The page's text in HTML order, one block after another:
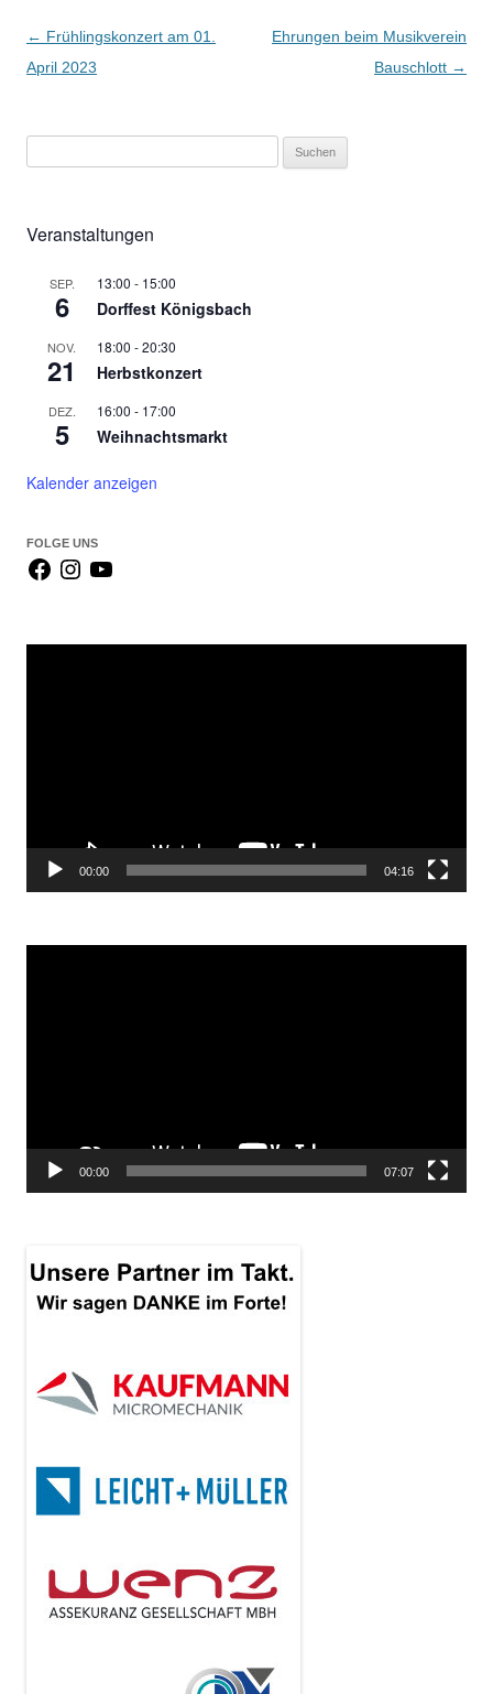
Beitragsnavigation
← Frühlingskonzert am 01.
April 2023
Ehrungen beim Musikverein
Bauschlott →
hVeranstaltungen
SEP.
6
13:00 - 15:00
Dorffest Königsbach
NOV.
21
18:00 -20:30
Herbstkonzert
DEZ.
5
16:00 - 17:00
Weihnachtsmarkt
Kalender anzeigen
FOLGE UNS
00:00 04:16
00:00 07:07